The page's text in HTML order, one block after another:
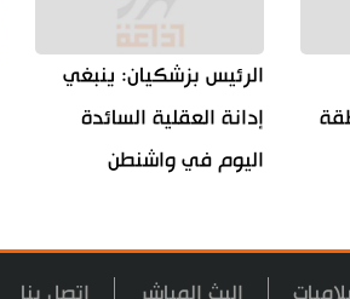
الرئيس بزشكيان: ينبغي
إدانة العقلية السائدة
اليوم في واشنطن
البث المباشر اتصل بنا